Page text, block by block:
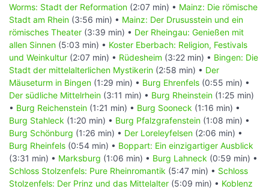
Worms: Stadt der Reformation (2:07 min) • Mainz: Die römische
Stadt am Rhein (3:56 min) • Mainz: Der Drususstein und ein
römisches Theater (3:39 min) • Der Rheingau: Genießen mit
allen Sinnen (5:03 min) • Koster Eberbach: Religion, Festivals
und Weinkultur (2:07 min) • Rüdesheim (3:22 min) • Bingen: Die
Stadt der mittelalterlichen Mystikerin (2:58 min) • Der
Mäuseturm in Bingen (1:29 min) • Burg Ehrenfels (0:55 min) •
Der südliche Mittelrhein (3:11 min) • Burg Rheinstein (1:25 min)
• Burg Reichenstein (1:21 min) • Burg Sooneck (1:16 min) •
Burg Stahleck (1:20 min) • Burg Pfalzgrafenstein (1:08 min) •
Burg Schönburg (1:26 min) • Der Loreleyfelsen (2:06 min) •
Burg Rheinfels (0:54 min) • Boppart: Ein einzigartiger Ausblick
(3:31 min) • Marksburg (1:06 min) • Burg Lahneck (0:59 min) •
Schloss Stolzenfels: Pure Rheinromantik (5:47 min) • Schloss
Stolzenfels: Der Prinz und das Mittelalter (5:09 min) • Koblenz